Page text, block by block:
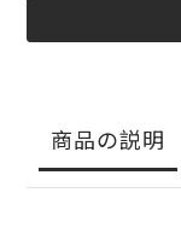
商品の説明